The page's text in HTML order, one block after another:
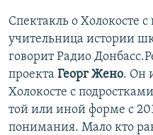
Спектакль о Холокосте
учительница истории
говорит Радио
проекта Георг Жено. Он
Холокосте с
той или иной форме с
понимания. Мало кто